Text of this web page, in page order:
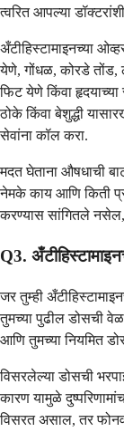
त्वरित आपल्या
अँटीहिस्टामाइनच्या
येणे, गोंधळ, कोरडे तोंड,
फिट येणे किंवा
ठोके किंवा बेशुद्धी
सेवांना कॉल करा.
मदत घेताना औषधाची
नेमके काय आणि किती
करण्यास सांगितले
Q3.
जर तुम्ही
तुमच्या पुढील डोसची
आणि तुमच्या नियमित
विसरलेल्या डोसची
कारण यामुळे
विसरत असाल, तर